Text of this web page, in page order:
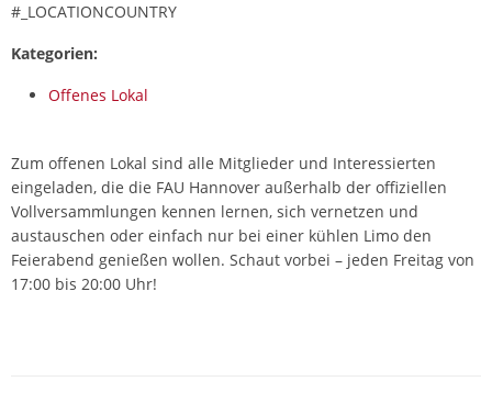
#_LOCATIONCOUNTRY
Kategorien:
Offenes Lokal
Zum offenen Lokal sind alle Mitglieder und Interessierten
eingeladen, die die FAU Hannover außerhalb der offiziellen
Vollversammlungen kennen lernen, sich vernetzen und
austauschen oder einfach nur bei einer kühlen Limo den
Feierabend genießen wollen. Schaut vorbei – jeden Freitag von
17:00 bis 20:00 Uhr!